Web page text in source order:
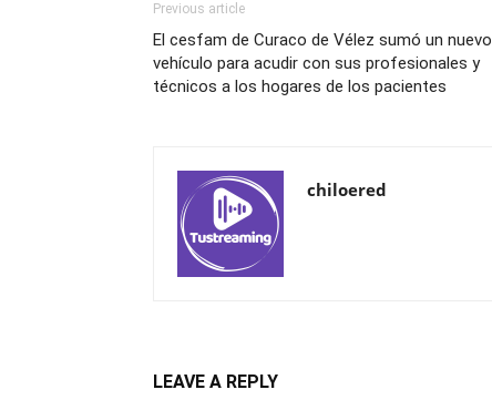
Previous article
El cesfam de Curaco de Vélez sumó un nuevo
vehículo para acudir con sus profesionales y
técnicos a los hogares de los pacientes
chiloered
LEAVE A REPLY